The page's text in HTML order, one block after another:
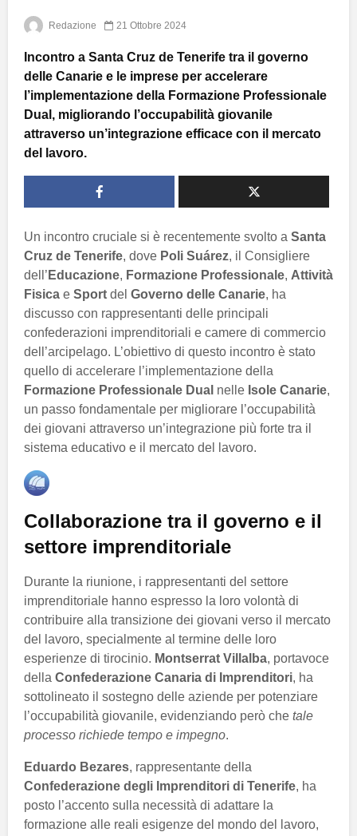
Redazione 21 Ottobre 2024
Incontro a Santa Cruz de Tenerife tra il governo
delle Canarie e le imprese per accelerare
l’implementazione della Formazione Professionale
Dual, migliorando l’occupabilità giovanile
attraverso un’integrazione efficace con il mercato
del lavoro.
Un incontro cruciale si è recentemente svolto a Santa
Cruz de Tenerife, dove Poli Suárez, il Consigliere
dell’ Educazione, Formazione Professionale, Attività
Fisica e Sport del Governo delle Canarie, ha
discusso con rappresentanti delle principali
confederazioni imprenditoriali e camere di commercio
dell’arcipelago. L’obiettivo di questo incontro è stato
quello di accelerare l’implementazione della
Formazione Professionale Dual nelle Isole Canarie,
un passo fondamentale per migliorare l’occupabilità
dei giovani attraverso un’integrazione più forte tra il
sistema educativo e il mercato del lavoro.
Collaborazione tra il governo e il
settore imprenditoriale
Durante la riunione, i rappresentanti del settore
imprenditoriale hanno espresso la loro volontà di
contribuire alla transizione dei giovani verso il mercato
del lavoro, specialmente al termine delle loro
esperienze di tirocinio. Montserrat Villalba, portavoce
della Confederazione Canaria di Imprenditori, ha
sottolineato il sostegno delle aziende per potenziare
l’occupabilità giovanile, evidenziando però che tale
processo richiede tempo e impegno.
Eduardo Bezares, rappresentante della
Confederazione degli Imprenditori di Tenerife, ha
posto l’accento sulla necessità di adattare la
formazione alle reali esigenze del mondo del lavoro,